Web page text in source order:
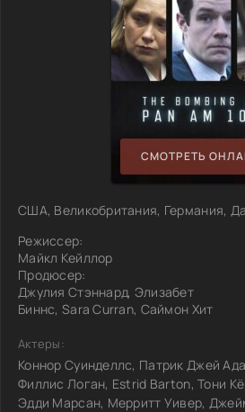
СМОТРЕТЬ
США, Великобритания, Германия,
Режиссер:
Майкл Кейллор
Продюсер:
Джулия Стэннард, Элизабет
Биннс, Sara Curran, Саймон Хит
Актеры:
Коннор Суинделлс, Патрик Джей
Филлис Логан, Estrid Barton, Тони
Эдди Марсан, Мерритт Уивер,